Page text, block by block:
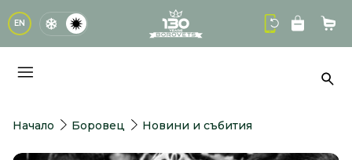
EN logo
Начало Боровец Новини и събития